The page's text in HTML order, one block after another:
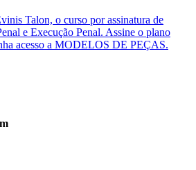
Talon, o curso por assinatura de
e Execução Penal. Assine o plano
acesso a MODELOS DE PEÇAS.